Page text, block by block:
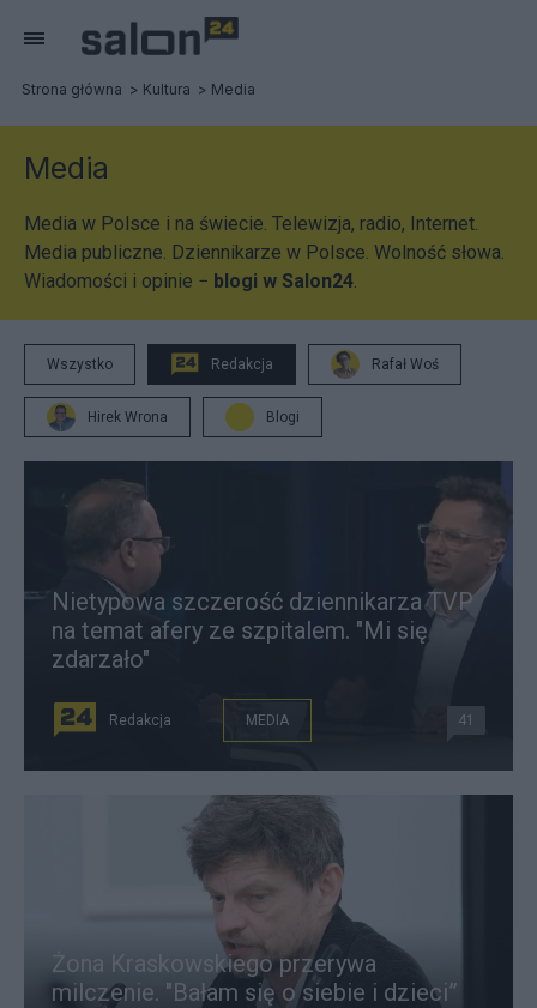
Strona główna Kultura Media
Media
Media w Polsce i na świecie. Telewizja, radio, Internet.
Media publiczne. Dziennikarze w Polsce. Wolność słowa.
Wiadomości i opinie − blogi w Salon24.
Wszystko Redakcja Rafał Woś
Hirek Wrona Blogi
Nietypowa szczerość dziennikarza TVP
na temat afery ze szpitalem. "Mi się
zdarzało"
Redakcja MEDIA 41
Żona Kraskowskiego przerywa
milczenie. "Bałam się o siebie i dzieci”